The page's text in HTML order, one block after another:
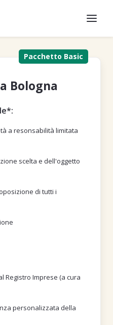
Bologna
a resonsabilità limitata
scelta e dell'oggetto
di tutti i
Registro Imprese (a cura
personalizzata della
Pacchetto Basic